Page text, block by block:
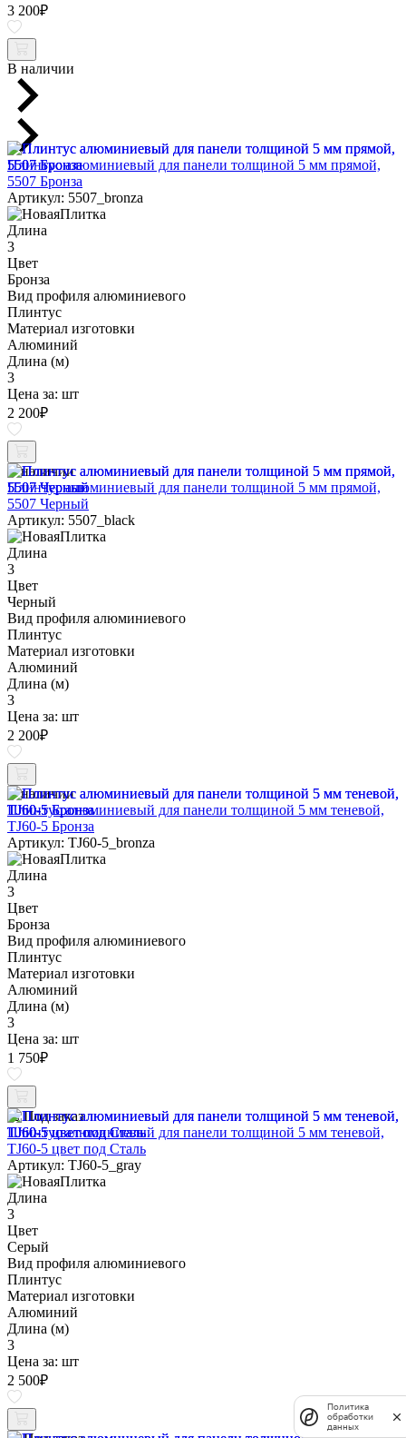
3 200₽
В наличии
Плинтус алюминиевый для панели толщиной 5 мм прямой,
5507 Бронза
Артикул: 5507_bronza
Длина
3
Цвет
Бронза
Вид профиля алюминиевого
Плинтус
Материал изготовки
Алюминий
Длина (м)
3
Цена за: шт
2 200₽
В наличии
Плинтус алюминиевый для панели толщиной 5 мм прямой,
5507 Черный
Артикул: 5507_black
Длина
3
Цвет
Черный
Вид профиля алюминиевого
Плинтус
Материал изготовки
Алюминий
Длина (м)
3
Цена за: шт
2 200₽
В наличии
Плинтус алюминиевый для панели толщиной 5 мм теневой,
TJ60-5 Бронза
Артикул: TJ60-5_bronza
Длина
3
Цвет
Бронза
Вид профиля алюминиевого
Плинтус
Материал изготовки
Алюминий
Длина (м)
3
Цена за: шт
1 750₽
Под заказ
Плинтус алюминиевый для панели толщиной 5 мм теневой,
TJ60-5 цвет под Сталь
Артикул: TJ60-5_gray
Длина
3
Цвет
Серый
Вид профиля алюминиевого
Плинтус
Материал изготовки
Алюминий
Длина (м)
3
Цена за: шт
2 500₽
Политика
обработки
данных